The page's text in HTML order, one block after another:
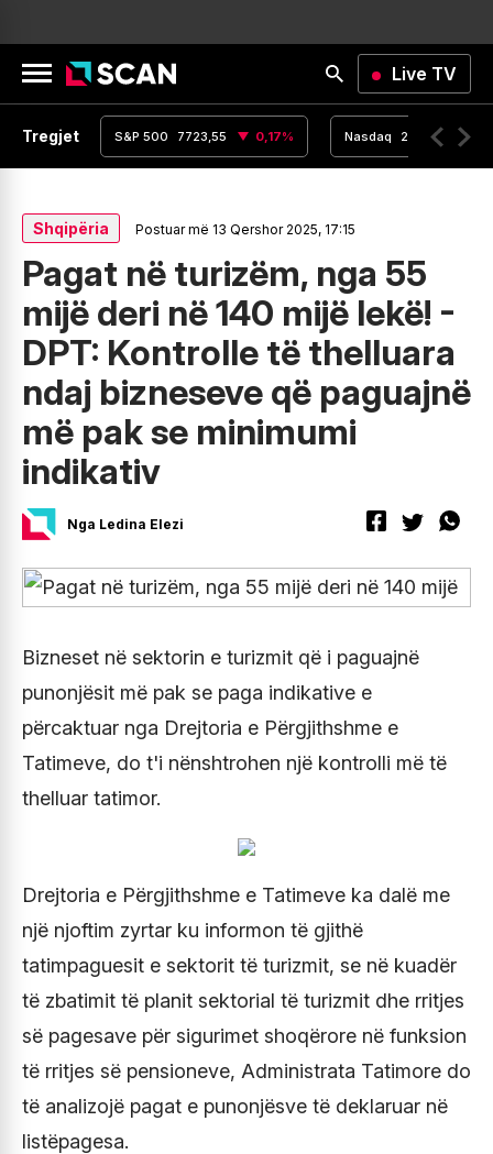
Live TV
Tregjet
0% S&P 500 7723,55 0,17% Nasdaq 26363,44
Shqipëria Postuar më 13 Qershor 2025, 17:15
Pagat në turizëm, nga 55
mijë deri në 140 mijë lekë! -
DPT: Kontrolle të thelluara
ndaj bizneseve që paguajnë
më pak se minimumi
indikativ
Nga Ledina Elezi
Bizneset në sektorin e turizmit që i paguajnë
punonjësit më pak se paga indikative e
përcaktuar nga Drejtoria e Përgjithshme e
Tatimeve, do t'i nënshtrohen një kontrolli më të
thelluar tatimor.
Drejtoria e Përgjithshme e Tatimeve ka dalë me
një njoftim zyrtar ku informon të gjithë
tatimpaguesit e sektorit të turizmit, se në kuadër
të zbatimit të planit sektorial të turizmit dhe rritjes
së pagesave për sigurimet shoqërore në funksion
të rritjes së pensioneve, Administrata Tatimore do
të analizojë pagat e punonjësve të deklaruar në
listëpagesa.